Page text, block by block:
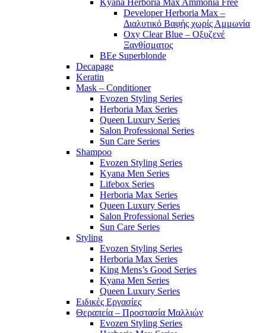
Developer Herboria Max –
Διαλυτικό Βαφής χωρίς Αμμωνία
Oxy Clear Blue – Οξυζενέ
Ξανθίσματος
BEe Superblonde
Decapage
Keratin
Mask – Conditioner
Evozen Styling Series
Herboria Max Series
Queen Luxury Series
Salon Professional Series
Sun Care Series
Shampoo
Evozen Styling Series
Kyana Men Series
Lifebox Series
Herboria Max Series
Queen Luxury Series
Salon Professional Series
Sun Care Series
Styling
Evozen Styling Series
Herboria Max Series
King Mens’s Good Series
Kyana Men Series
Queen Luxury Series
Ειδικές Εργασίες
Θεραπεία – Προστασία Μαλλιών
Evozen Styling Series